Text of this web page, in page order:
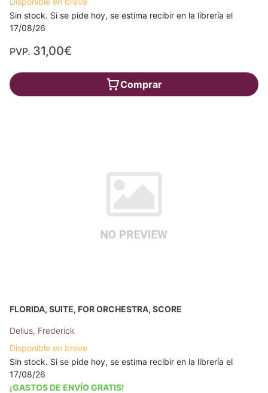
Sin stock. Si se pide hoy, se estima recibir en la librería el
17/08/26
PVP. 31,00€
Comprar
FLORIDA, SUITE, FOR ORCHESTRA, SCORE
Delius, Frederick
Disponible en breve
Sin stock. Si se pide hoy, se estima recibir en la librería el
17/08/26
¡GASTOS DE ENVÍO GRATIS!